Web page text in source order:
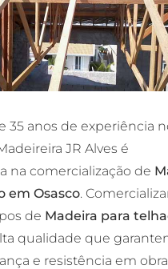
35 anos de experiência
JR Alves é
na comercialização de
em Osasco.
de Madeira para
qualidade que
e resistência em